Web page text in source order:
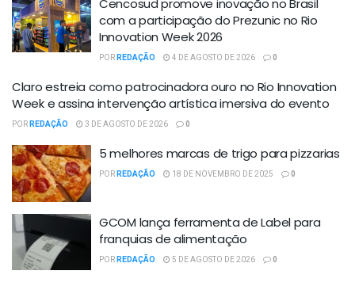
Cencosud promove inovação no Brasil
com a participação do Prezunic no Rio
Innovation Week 2026
PORREDAÇÃO 4 DE AGOSTO DE 2026 0
Claro estreia como patrocinadora ouro no Rio Innovation
Week e assina intervenção artística imersiva do evento
PORREDAÇÃO 3 DE AGOSTO DE 2026 0
5 melhores marcas de trigo para pizzarias
PORREDAÇÃO 18 DE NOVEMBRO DE 2025 0
GCOM lança ferramenta de Label para
franquias de alimentação
PORREDAÇÃO 5 DE AGOSTO DE 2026 0